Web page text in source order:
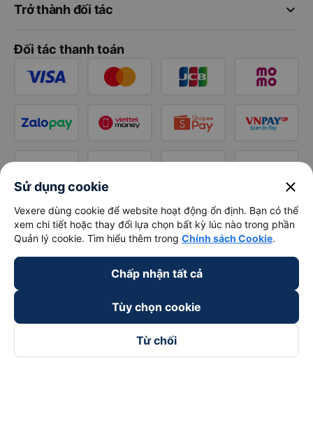
keyboard_arrow_down
Trở thành đối tác
Đối tác thanh toán
Sử dụng cookie close
Vexere dùng cookie để website hoạt động ổn định. Bạn có thể
xem chi tiết hoặc thay đổi lựa chọn bất kỳ lúc nào trong phần
Quản lý cookie. Tìm hiểu thêm trong Chính sách Cookie.
Chấp nhận tất cả
Tùy chọn cookie
Từ chối